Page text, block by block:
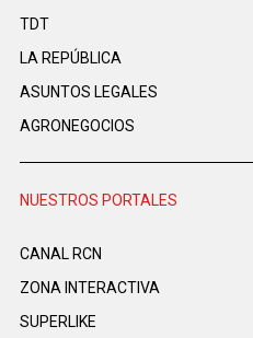
TDT
LA REPÚBLICA
ASUNTOS LEGALES
AGRONEGOCIOS
NUESTROS PORTALES
CANAL RCN
ZONA INTERACTIVA
SUPERLIKE